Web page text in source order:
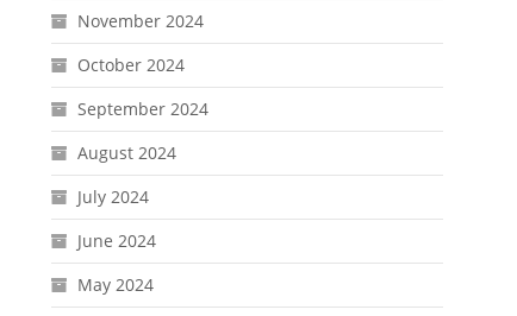
November 2024
October 2024
September 2024
August 2024
July 2024
June 2024
May 2024